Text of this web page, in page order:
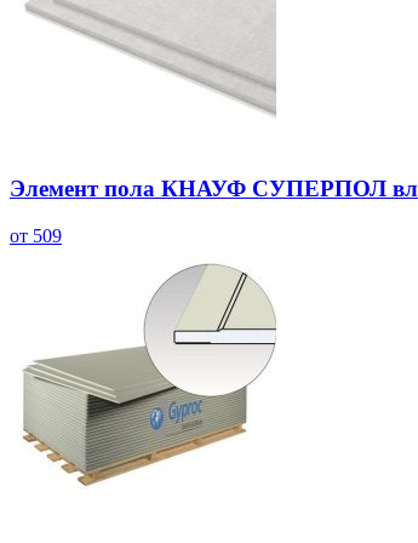
Элемент пола КНАУФ СУПЕРПОЛ
от 509